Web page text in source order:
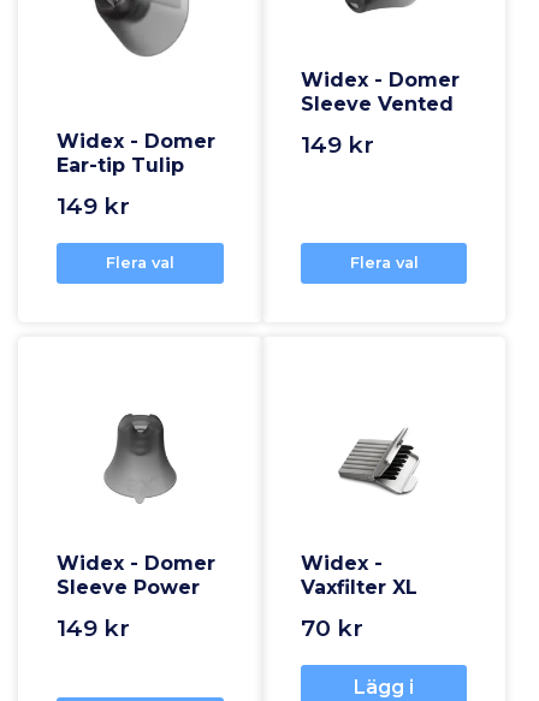
Widex - Domer
Ear-tip Tulip
149 kr
Flera val
Widex - Domer
Sleeve Vented
149 kr
Flera val
Widex - Domer
Sleeve Power
149 kr
Widex -
Vaxfilter XL
70 kr
Lägg i